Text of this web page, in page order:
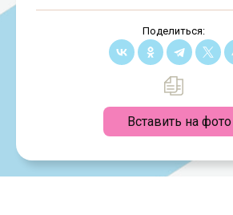
Поделиться:
Вставить на фото